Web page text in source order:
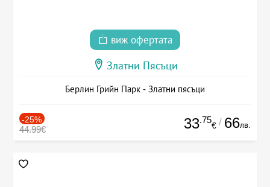
виж офертата
Златни Пясъци
Берлин Грийн Парк - Златни пясъци
-25%
44.99€ 33.75
€ / 66лв.